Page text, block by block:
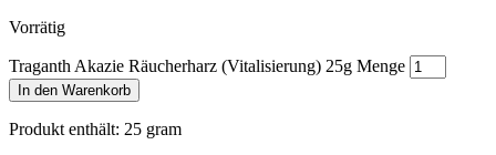
Vorrätig
Traganth Akazie Räucherharz (Vitalisierung) 25g Menge
In den Warenkorb
Produkt enthält: 25 gram